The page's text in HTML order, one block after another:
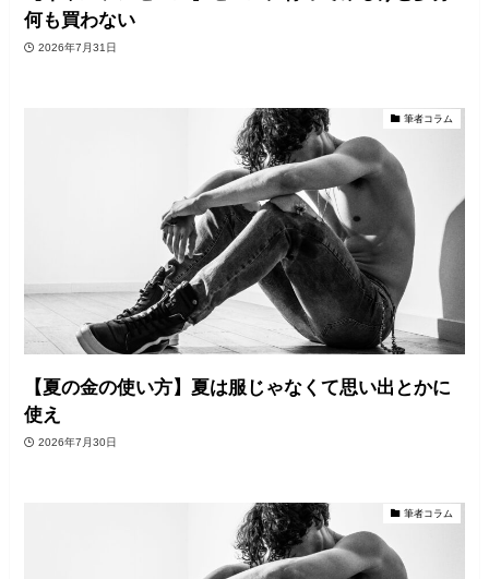
何も買わない
2026年7月31日
筆者コラム
【夏の金の使い方】夏は服じゃなくて思い出とかに
使え
2026年7月30日
筆者コラム